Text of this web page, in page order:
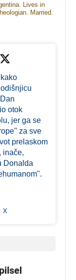
Lives in
Married.
otok
jer ga se
za sve
prelaskom
inače,
Donalda
X